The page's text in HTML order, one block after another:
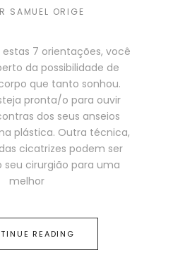
SAMUEL ORIGE
7 orientações, você
da possibilidade de
que tanto sonhou.
pronta/o para ouvir
dos seus anseios
plástica. Outra técnica,
cicatrizes podem ser
seu cirurgião para uma
melhor
READING